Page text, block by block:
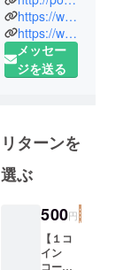
職員の駐在
員としてカ
ンボジア
へ。女性の
院給食支
援、学齢期
児童の食生
活指針作成
など、幅広
い事業に携
わる。こう
https://www.facebook.com/popok.cambodia
https://www.youtube.com/channel/UCH_9Iw1VfD-TvlzicjcadNA
メッセー
ジを送る
リターンを
選ぶ
500円
【１コ
イン
コー